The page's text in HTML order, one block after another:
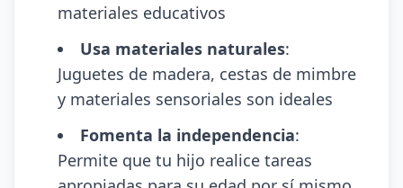
materiales educativos
Usa materiales naturales:
Juguetes de madera, cestas de mimbre
y materiales sensoriales son ideales
Fomenta la independencia:
Permite que tu hijo realice tareas